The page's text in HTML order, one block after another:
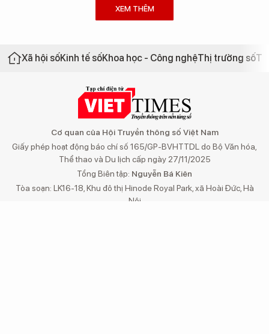
XEM THÊM
Xã hội sốKinh tế sốKhoa học - Công nghệThị trường số
Cơ quan của Hội Truyền thông số Việt Nam
Giấy phép hoạt động báo chí số 165/GP-BVHTTDL do Bộ Văn hóa,
Thể thao và Du lịch cấp ngày 27/11/2025
Tổng Biên tập: Nguyễn Bá Kiên
Tòa soạn: LK16-18, Khu đô thị Hinode Royal Park, xã Hoài Đức, Hà
Nội